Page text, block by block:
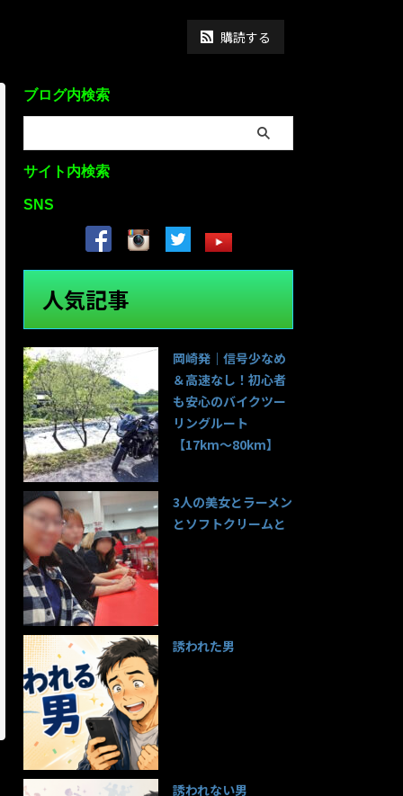
購読する
ブログ内検索
サイト内検索
SNS
人気記事
岡崎発｜信号少なめ
＆高速なし！初心者
も安心のバイクツー
リングルート
【17km〜80km】
3人の美女とラーメン
とソフトクリームと
誘われた男
誘われない男